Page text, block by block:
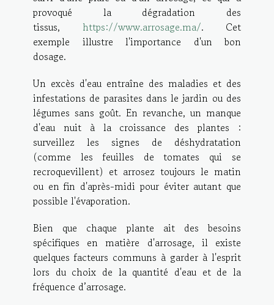
provoqué la dégradation des
tissus, https://www.arrosage.ma/. Cet
exemple illustre l'importance d'un bon
dosage.
Un excès d'eau entraîne des maladies et des
infestations de parasites dans le jardin ou des
légumes sans goût. En revanche, un manque
d'eau nuit à la croissance des plantes :
surveillez les signes de déshydratation
(comme les feuilles de tomates qui se
recroquevillent) et arrosez toujours le matin
ou en fin d'après-midi pour éviter autant que
possible l'évaporation.
Bien que chaque plante ait des besoins
spécifiques en matière d'arrosage, il existe
quelques facteurs communs à garder à l'esprit
lors du choix de la quantité d'eau et de la
fréquence d’arrosage.